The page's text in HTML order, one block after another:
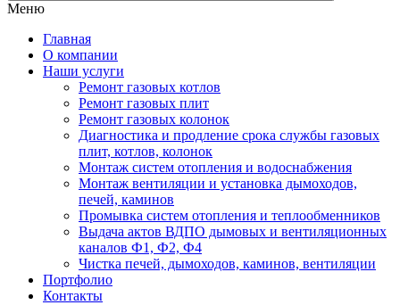
Меню
Главная
О компании
Наши услуги
Ремонт газовых котлов
Ремонт газовых плит
Ремонт газовых колонок
Диагностика и продление срока службы газовых
плит, котлов, колонок
Монтаж систем отопления и водоснабжения
Монтаж вентиляции и установка дымоходов,
печей, каминов
Промывка систем отопления и теплообменников
Выдача актов ВДПО дымовых и вентиляционных
каналов Ф1, Ф2, Ф4
Чистка печей, дымоходов, каминов, вентиляции
Портфолио
Контакты